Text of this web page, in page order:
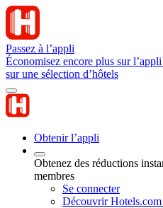
Passez à l’appli
Économisez encore plus sur
sur une sélection d’hôtels
Obtenir l’appli
Obtenez des réductions
membres
Se connecter
Découvrir